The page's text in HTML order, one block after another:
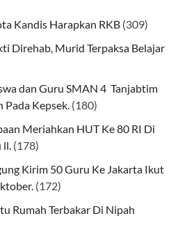
Kandis Harapkan RKB (309)
Direhab, Murid Terpaksa Belajar
dan Guru SMAN 4 Tanjabtim
Pada Kepsek. (180)
Meriahkan HUT Ke 80 RI Di
(178)
Kirim 50 Guru Ke Jakarta Ikut
(172)
Rumah Terbakar Di Nipah